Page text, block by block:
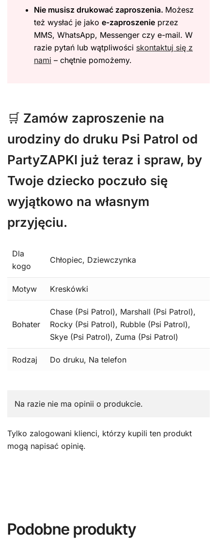
Nie musisz drukować zaproszenia. Możesz
też wysłać je jako e-zaproszenie przez
MMS, WhatsApp, Messenger czy e-mail. W
razie pytań lub wątpliwości skontaktuj się z
nami – chętnie pomożemy.
🛒 Zamów zaproszenie na
urodziny do druku Psi Patrol od
PartyZAPKI już teraz i spraw, by
Twoje dziecko poczuło się
wyjątkowo na własnym
przyjęciu.
Dla
kogo
Chłopiec, Dziewczynka
Motyw Kreskówki
Bohater
Chase (Psi Patrol), Marshall (Psi Patrol),
Rocky (Psi Patrol), Rubble (Psi Patrol),
Skye (Psi Patrol), Zuma (Psi Patrol)
Rodzaj Do druku, Na telefon
Na razie nie ma opinii o produkcie.
Tylko zalogowani klienci, którzy kupili ten produkt
mogą napisać opinię.
Podobne produkty